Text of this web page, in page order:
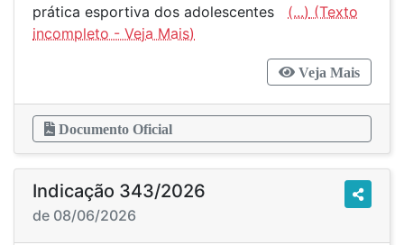
prática esportiva dos adolescentes (...)
Veja Mais
Documento Oficial
Indicação 343/2026
de 08/06/2026